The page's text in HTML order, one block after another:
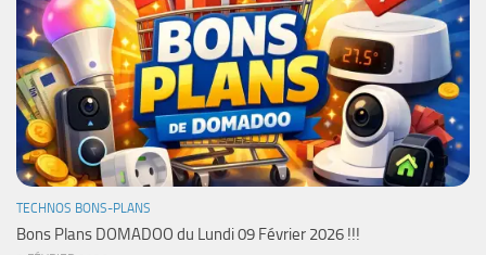
TECHNOS BONS-PLANS
Bons Plans DOMADOO du Lundi 09 Février 2026 !!!